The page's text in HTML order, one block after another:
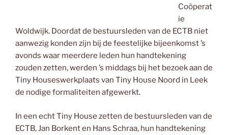
Coöperat
ie
Woldwijk. Doordat de bestuursleden van de ECTB niet
aanwezig konden zijn bij de feestelijke bijeenkomst ’s
avonds waar meerdere leden hun handtekening
zouden zetten, werden ’s middags bij het bezoek aan de
Tiny Houseswerkplaats van Tiny House Noord in Leek
de nodige formaliteiten afgewerkt.
In een echt Tiny House zetten de bestuursleden van de
ECTB, Jan Borkent en Hans Schraa, hun handtekening